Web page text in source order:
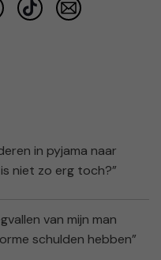
in pyjama naar
niet zo erg toch?”
van mijn man
schulden hebben”